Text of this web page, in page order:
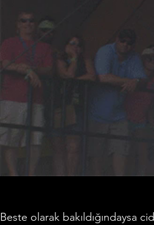
Beste olarak bakıldığındaysa